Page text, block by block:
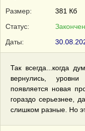
Размер:
381 Кб
Статус:
Даты:
Так всегда...когда
вернулись,
появляется новая
гораздо серьезнее,
слишком разные. Но